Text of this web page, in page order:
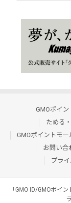
GMOポイン
ためる
GMOポイントモー
お問い合
プラ
「GMO ID/GMOポイ